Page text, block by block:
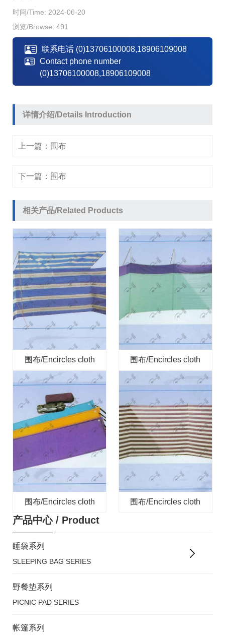
产品中心 / Product
睡袋系列
SLEEPING BAG SERIES
野餐垫系列
PICNIC PAD SERIES
帐篷系列
时间/Time: 2024-06-20
浏览/Browse: 491
联系电话 (0)13706100008,18906109008
Contact phone number
(0)13706100008,18906109008
详情介绍/Details Introduction
上一篇： 围布
下一篇： 围布
相关产品/Related Products
围布/Encircles cloth 围布/Encircles cloth
围布/Encircles cloth 围布/Encircles cloth